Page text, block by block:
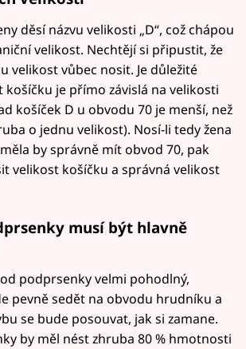
děsí názvu velikosti „D“, což chápou
velikost. Nechtějí si připustit, že
velikost vůbec nosit. Je důležité
košíčku je přímo závislá na velikosti
košíček D u obvodu 70 je menší, než
o jednu velikost). Nosí-li tedy žena
by správně mít obvod 70, pak
velikost košíčku a správná velikost
musí být hlavně
podprsenky velmi pohodlný,
pevně sedět na obvodu hrudníku a
se bude posouvat, jak si zamane.
by měl nést zhruba 80 % hmotnosti